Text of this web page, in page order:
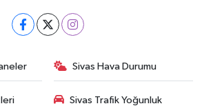
Sivas Hava Durumu
Sivas Trafik Yoğunluk